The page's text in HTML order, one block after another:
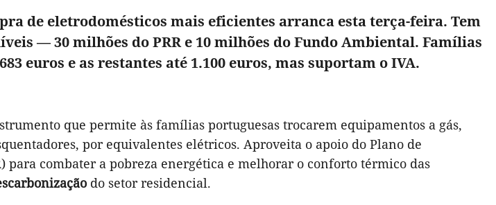
de eletrodomésticos mais eficientes arranca esta terça-feira. Tem
— 30 milhões do PRR e 10 milhões do Fundo Ambiental. Famílias
euros e as restantes até 1.100 euros, mas suportam o IVA.
que permite às famílias portuguesas trocarem equipamentos a gás,
por equivalentes elétricos. Aproveita o apoio do Plano de
para combater a pobreza energética e melhorar o conforto térmico das
do setor residencial.